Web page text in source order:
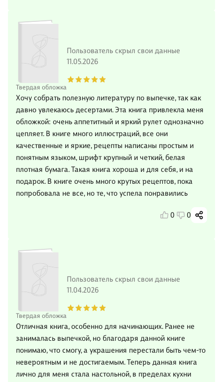
Твердая обложка
Пользователь скрыл свои данные
11.05.2026
Хочу собрать полезную литературу по выпечке, так как
давно увлекаюсь десертами. Эта книга привлекла меня
обложкой: очень аппетитный и яркий рулет однозначно
цепляет. В книге много иллюстраций, все они
качественные и яркие, рецепты написаны простым и
понятным языком, шрифт крупный и четкий, белая
плотная бумага. Такая книга хороша и для себя, и на
подарок. В книге очень много крутых рецептов, пока
попробовала не все, но те, что успела понравились
0 0
Твердая обложка
Пользователь скрыл свои данные
11.04.2026
Отличная книга, особенно для начинающих. Ранее не
занималась выпечкой, но благодаря данной книге
понимаю, что смогу, а украшения перестали быть чем-то
невероятным и не достигаемым. Теперь данная книга
лично для меня стала настольной, в пределах кухни